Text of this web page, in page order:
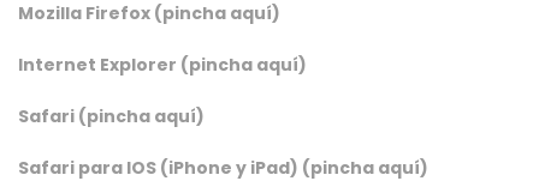
Mozilla Firefox (pincha aquí)
Internet Explorer (pincha aquí)
Safari (pincha aquí)
Safari para IOS (iPhone y iPad) (pincha aquí)